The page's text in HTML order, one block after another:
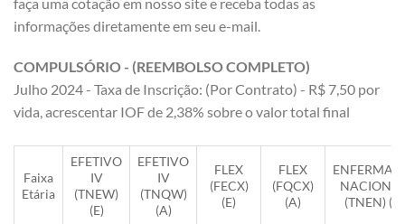
informações diretamente em seu e-mail.
COMPULSÓRIO - (REEMBOLSO COMPLETO)
Julho 2024 - Taxa de Inscrição: (Por Contrato) - R$ 7,50 por
vida, acrescentar IOF de 2,38% sobre o valor total final
Faixa
Etária
EFETIVO
IV
(TNEW)
(E)
EFETIVO
IV
(TNQW)
(A)
FLEX
(FECX)
(E)
FLEX
(FQCX)
(A)
(TNEN) (E)